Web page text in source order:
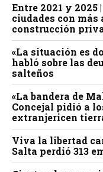
Entre 2021 y
ciudades con
construcción
«La situación es
habló sobre las
salteños
«La bandera de
Concejal pidió a
extranjericen
Viva la libertad
Salta perdió 313